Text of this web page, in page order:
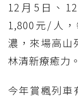
12月5日、
1,800元/人
濃，來場高山
林清新療癒力。
今年賞楓列車